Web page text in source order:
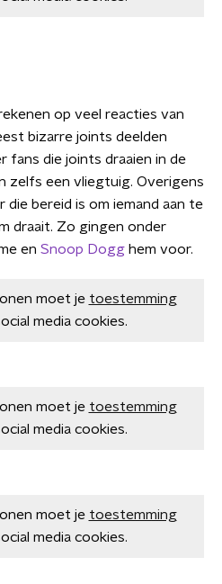
op veel reacties van
bizarre joints deelden
fans die joints draaien in de
zelfs een vliegtuig. Overigens
die bereid is om iemand aan te
draait. Zo gingen onder
en Snoop Dogg hem voor.
moet je toestemming
media cookies.
moet je toestemming
media cookies.
moet je toestemming
media cookies.